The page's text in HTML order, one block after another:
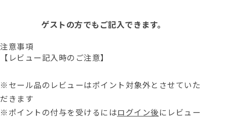
ゲストの方でもご記入できます。
注意事項
【レビュー記入時のご注意】
※セール品のレビューはポイント対象外とさせていた
だきます
※ポイントの付与を受けるにはログイン後にレビュー